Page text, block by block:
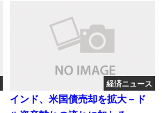
経済ニュース
インド、米国債売却を拡大－ド